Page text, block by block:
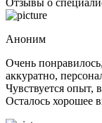
Аноним
Очень
аккуратно,
Чувствуется опыт,
Осталось хорошее